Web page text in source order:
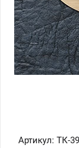
Артикул: ТК-39